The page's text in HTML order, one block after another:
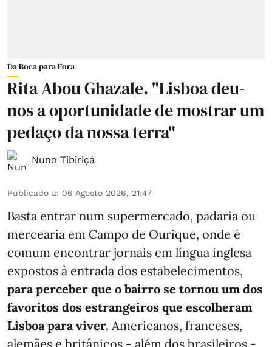
Da Boca para Fora
Rita Abou Ghazale. "Lisboa deu-
nos a oportunidade de mostrar um
pedaço da nossa terra"
Nuno Tibiriçá
Publicado a: 06 Agosto 2026, 21:47
Basta entrar num supermercado, padaria ou
mercearia em Campo de Ourique, onde é
comum encontrar jornais em língua inglesa
expostos à entrada dos estabelecimentos,
para perceber que o bairro se tornou um dos
favoritos dos estrangeiros que escolheram
Lisboa para viver. Americanos, franceses,
alemães e britânicos - além dos brasileiros -